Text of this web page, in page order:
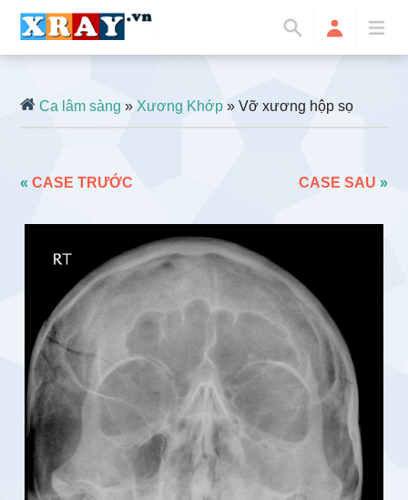
Ca lâm sàng »Xương Khớp » Vỡ xương hộp sọ
«CASE TRƯỚC CASE SAU »